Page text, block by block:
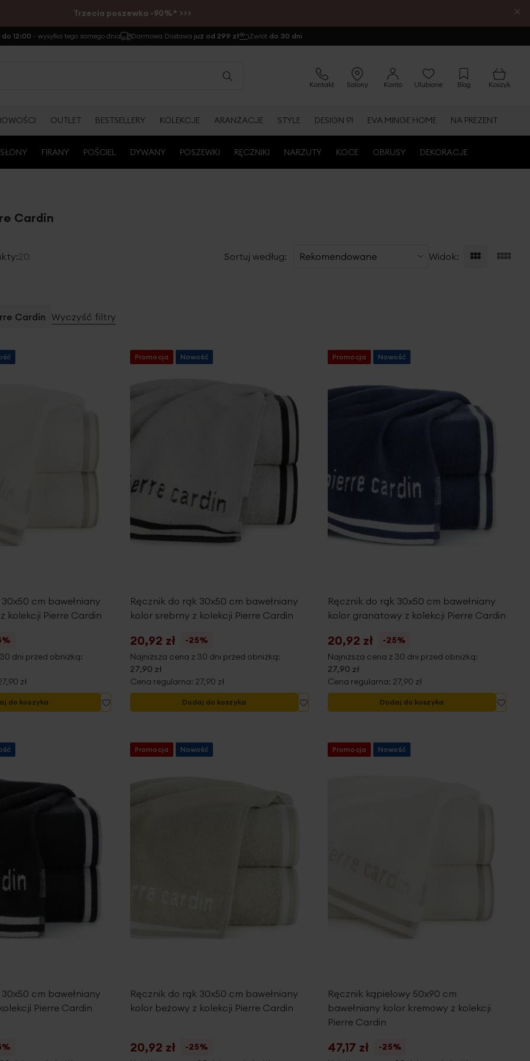
Trzecia poszewka -90%* >>> ×
12:00 - wysyłka tego samego dnia Darmowa Dostawa już od 299 zł Zwrot do 30 dni
Kontakt Salony Konto Ulubione Blog Koszyk
OUTLET BESTSELLERY KOLEKCJE ARANŻACJE STYLE DESIGN 91 EVA MINGE HOME NA PREZENT
FIRANY POŚCIEL DYWANY POSZEWKI RĘCZNIKI NARZUTY KOCE OBRUSY DEKORACJE
Cardin
20 Sortuj według: Widok:
Cardin Wyczyść filtry
cm bawełniany
kolekcji Pierre Cardin
dni przed obniżką:
zł
do koszyka
do
Promocja Nowość
Ręcznik do rąk 30x50 cm bawełniany
kolor srebrny z kolekcji Pierre Cardin
20,92 zł
-25%
Najniższa cena z 30 dni przed obniżką:
27,90 zł
Cena regularna: 27,90 zł
Dodaj do koszyka
do
Promocja Nowość
Ręcznik do rąk 30x50 cm bawełniany
kolor granatowy z kolekcji Pierre Cardin
20,92 zł
-25%
Najniższa cena z 30 dni przed obniżką:
27,90 zł
Cena regularna: 27,90 zł
Dodaj do koszyka
Dodaj
do
cm bawełniany
Pierre Cardin
Promocja Nowość
Ręcznik do rąk 30x50 cm bawełniany
kolor beżowy z kolekcji Pierre Cardin
20,92 zł
-25%
Promocja Nowość
Ręcznik kąpielowy 50x90 cm
bawełniany kolor kremowy z kolekcji
Pierre Cardin
47,17 zł
-25%